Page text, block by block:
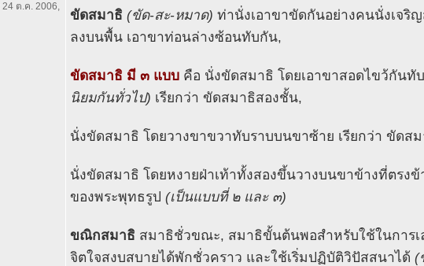
24 ต.ค. 2006,
ขัดสมาธิ (ขัด-สะ-หมาด) ท่านั่งเอาขาขัดกันอย่างคนนั่งเจริ
ลงบนพื้น เอาขาท่อนล่างซ้อนทับกัน,
ขัดสมาธิ มี ๓ แบบ คือ นั่งขัดสมาธิ โดยเอาขาสอดไขว้กันทั
นิยมกันทั่วไป) เรียกว่า ขัดสมาธิสองชั้น,
นั่งขัดสมาธิ โดยวางขาขวาทับราบบนขาซ้าย เรียกว่า ขัดสม
นั่งขัดสมาธิ โดยหงายฝ่าเท้าทั้งสองขึ้นวางบนขาข้างที่ตรงข้
ของพระพุทธรูป (เป็นแบบที่ ๒ และ ๓)
ขณิกสมาธิ สมาธิชั่วขณะ, สมาธิขั้นต้นพอสำหรับใช้ในการเ
จิตใจสงบสบายได้พักชั่วคราว และใช้เริ่มปฏิบัติวิปัสสนาได้ (